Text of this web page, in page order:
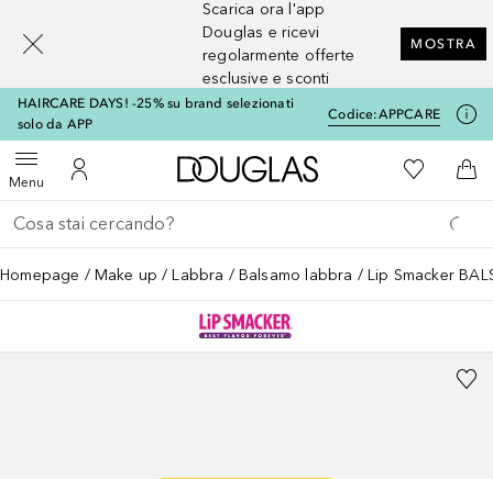
Scarica ora l'app
Douglas e ricevi
regolarmente offerte
esclusive e sconti
MOSTRA
HAIRCARE DAYS! -25% su brand selezionati
solo da APP
Codice:APPCARE
MenuApri menuAl Mio Account
A Douglas HomeAlla Mia
Al
Torna indietro
Esegui ricerca
Homepage Make up Labbra Balsamo labbra Lip Smacker
[navigation.slideout.screenreader]